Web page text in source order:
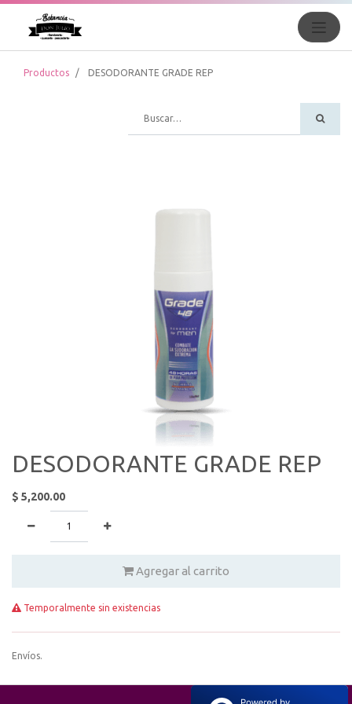
Productos DESODORANTE GRADE REP
DESODORANTE GRADE REP
$ 5,200.00
Agregar al carrito
Temporalmente sin existencias
Envíos.